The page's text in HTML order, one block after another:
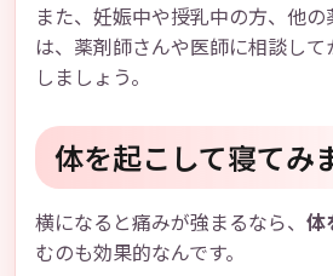
また、妊娠中や授乳中の方、他
は、薬剤師さんや医師に相談し
しましょう。
体を起こして寝てみ
横になると痛みが強まるなら、 体
むのも効果的なんです。